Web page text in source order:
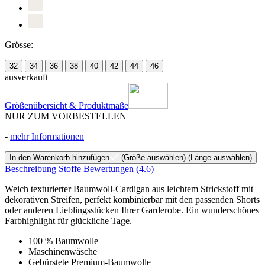
Grösse:
32 34 36 38 40 42 44 46
ausverkauft
Größenübersicht & Produktmaße
NUR ZUM VORBESTELLEN
- mehr Informationen
In den Warenkorb hinzufügen (Größe auswählen) (Länge auswählen)
Beschreibung Stoffe Bewertungen (4.6)
Weich texturierter Baumwoll-Cardigan aus leichtem Strickstoff mit
dekorativen Streifen, perfekt kombinierbar mit den passenden Shorts
oder anderen Lieblingsstücken Ihrer Garderobe. Ein wunderschönes
Farbhighlight für glückliche Tage.
100 % Baumwolle
Maschinenwäsche
Gebürstete Premium-Baumwolle